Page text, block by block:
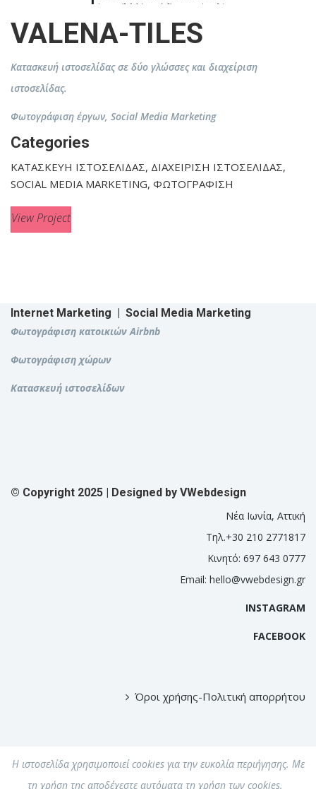
VALENA-TILES
Κατασκευή ιστοσελίδας σε δύο γλώσσες και διαχείριση
ιστοσελίδας.
Φωτογράφιση έργων, Social Media Marketing
Categories
ΚΑΤΑΣΚΕΥΗ ΙΣΤΟΣΕΛΙΔΑΣ, ΔΙΑΧΕΙΡΙΣΗ ΙΣΤΟΣΕΛΙΔΑΣ,
SOCIAL MEDIA MARKETING, ΦΩΤΟΓΡΑΦΙΣΗ
View Project
Internet Marketing | Social Media Marketing
Φωτογράφιση κατοικιών Airbnb
Φωτογράφιση χώρων
Κατασκευή ιστοσελίδων
© Copyright 2025 | Designed by VWebdesign
Νέα Ιωνία, Αττική
Τηλ.+30 210 2771817
Κινητό: 697 643 0777
Email: hello@vwebdesign.gr
INSTAGRAM
FACEBOOK
Όροι χρήσης-Πολιτική απορρήτου
Η ιστοσελίδα χρησιμοποιεί cookies για την ευκολία περιήγησης. Με
τη χρήση της αποδέχεστε αυτόματα τη χρήση των cookies.